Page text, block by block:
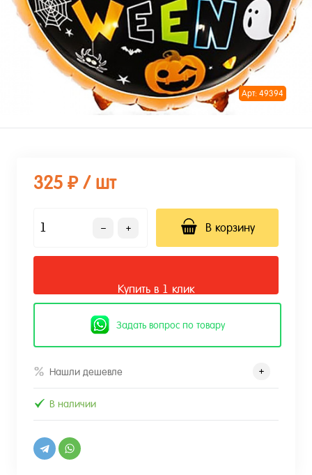
Арт: 49394
325 ₽ / шт
В корзину
Купить в 1 клик
Задать вопрос по товару
Нашли дешевле
В наличии